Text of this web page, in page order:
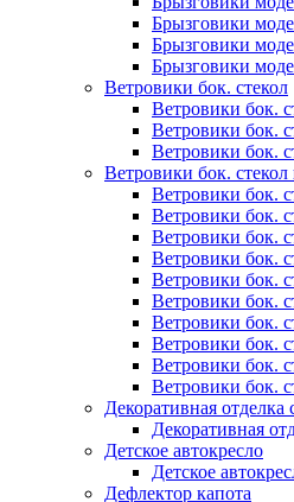
Брызговики
Брызговики
Брызговики
Ветровики бок. стекол
Ветровики бок.
Ветровики бок.
Ветровики бок.
Ветровики бок. стекол
Ветровики бок.
Ветровики бок.
Ветровики бок.
Ветровики бок.
Ветровики бок.
Ветровики бок.
Ветровики бок.
Ветровики бок.
Ветровики бок.
Ветровики бок.
Декоративная отделка
Декоративная
Детское автокресло
Детское
Дефлектор капота